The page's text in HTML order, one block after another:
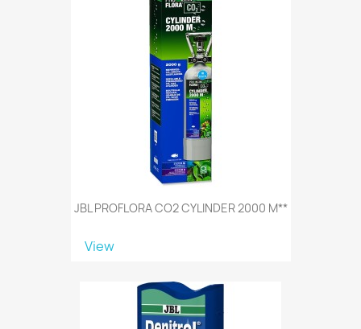
JBL PROFLORA CO2 CYLINDER 2000 M**
View